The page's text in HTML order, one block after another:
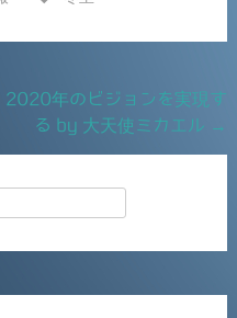
2020年のビジョンを実現す
る by 大天使ミカエル →